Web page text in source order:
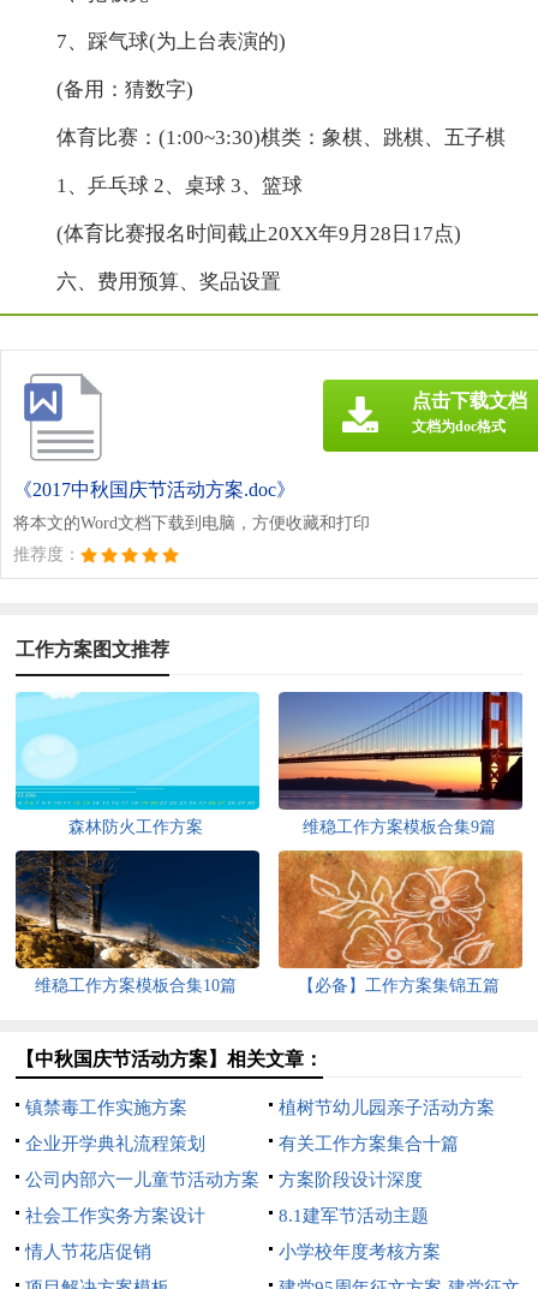
7、踩气球(为上台表演的)
(备用：猜数字)
体育比赛：(1:00~3:30)棋类：象棋、跳棋、五子棋
1、乒乓球 2、桌球 3、篮球
(体育比赛报名时间截止20XX年9月28日17点)
六、费用预算、奖品设置
《2017中秋国庆节活动方案.doc》
将本文的Word文档下载到电脑，方便收藏和打印
推荐度：
点击下载文档
文档为doc格式
工作方案图文推荐
森林防火工作方案 维稳工作方案模板合集9篇
维稳工作方案模板合集10篇 【必备】工作方案集锦五篇
【中秋国庆节活动方案】相关文章：
镇禁毒工作实施方案
植树节幼儿园亲子活动方案
企业开学典礼流程策划
有关工作方案集合十篇
公司内部六一儿童节活动方案
方案阶段设计深度
社会工作实务方案设计
8.1建军节活动主题
情人节花店促销
小学校年度考核方案